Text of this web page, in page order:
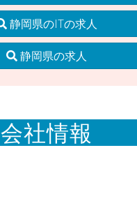
静岡県のITの求人
静岡県の求人
会社情報